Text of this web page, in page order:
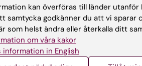
Deffner D; Kortet R; Niemela PT;
kan överföras till länder utanför
samtycka godkänner du att vi sparar
som helst ändra eller återkalla ditt
om våra kakor
information in English